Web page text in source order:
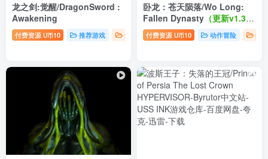
龙之剑:觉醒/DragonSword :
Awakening
付费资源 U币10 推荐游戏 角色扮演
卧龙：苍天陨落/Wo Long:
Fallen Dynasty （更新v1.35
数字豪华版+10大DLC+中文语
音）
付费资源 U币10 动作冒险 推